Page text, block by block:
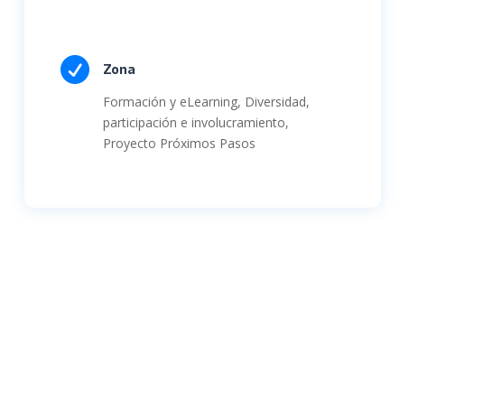
 Zona
Formación y eLearning, Diversidad,
participación e involucramiento,
Proyecto Próximos Pasos